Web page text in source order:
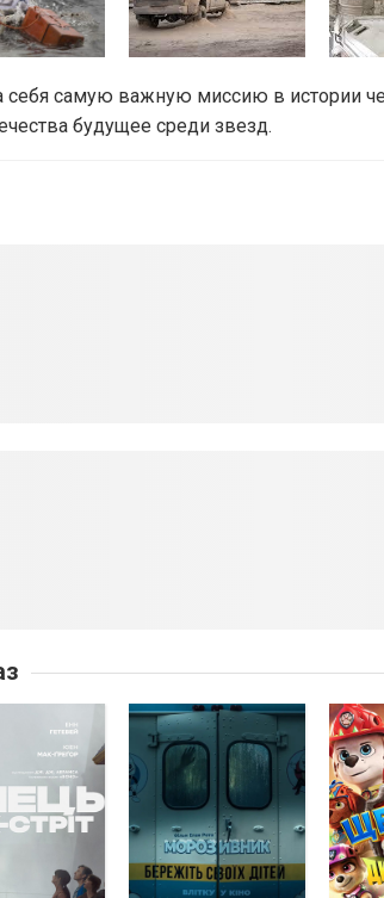
самую важную миссию в истории
будущее среди звезд.